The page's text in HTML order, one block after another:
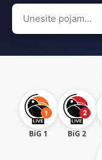
Search
for:
BiG 1 BiG 2